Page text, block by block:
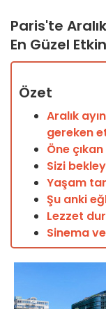
Paris'te
En Güzel
Özet
Aralık
gereken
Öne
Sizi
Yaşam
Şu anki
Lezzet
Sinema